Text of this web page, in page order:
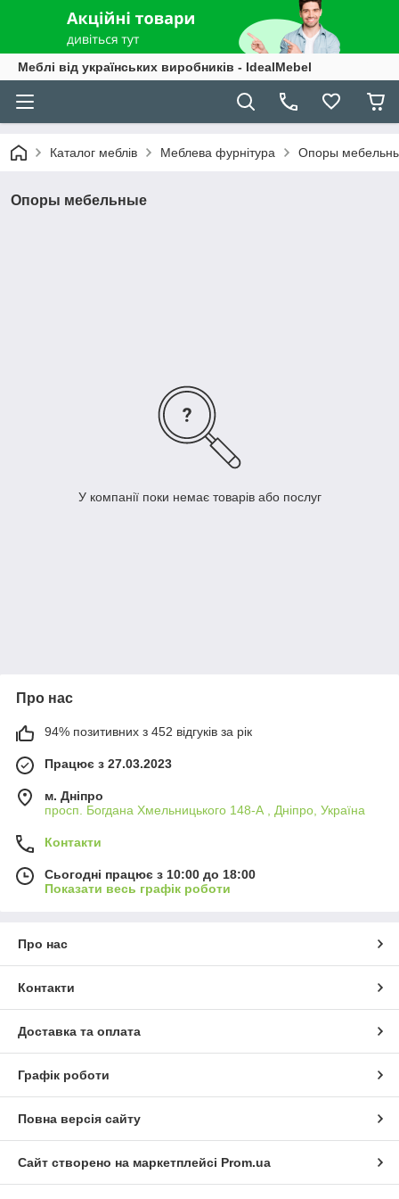
Меблі від українських виробників - IdealMebel
Каталог меблів Меблева фурнітура Опоры
Опоры мебельные
У компанії поки немає товарів або послуг
Про нас
94% позитивних з 452 відгуків за рік
Працює з 27.03.2023
м. Дніпро
просп. Богдана Хмельницького 148-А , Дніпро, Україна
Контакти
Сьогодні працює з 10:00 до 18:00
Показати весь графік роботи
Про нас
Контакти
Доставка та оплата
Графік роботи
Повна версія сайту
Сайт створено на маркетплейсі Prom.ua